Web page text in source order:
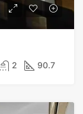
2 90.7